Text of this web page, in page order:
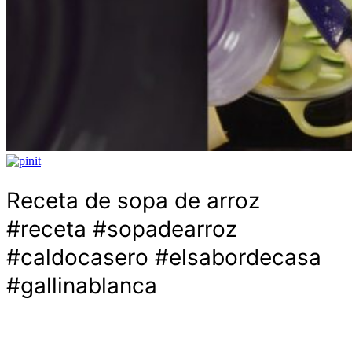
Receta de sopa de arroz
#receta #sopadearroz
#caldocasero #elsabordecasa
#gallinablanca